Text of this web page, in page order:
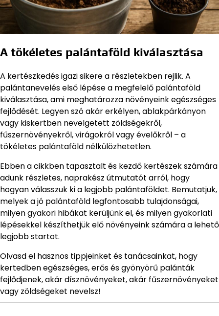
A tökéletes palántaföld kiválasztása
A kertészkedés igazi sikere a részletekben rejlik. A
palántanevelés első lépése a megfelelő palántaföld
kiválasztása, ami meghatározza növényeink egészséges
fejlődését. Legyen szó akár erkélyen, ablakpárkányon
vagy kiskertben nevelgetett zöldségekről,
fűszernövényekről, virágokról vagy évelőkről – a
tökéletes palántaföld nélkülözhetetlen.
Ebben a cikkben tapasztalt és kezdő kertészek számára
adunk részletes, naprakész útmutatót arról, hogy
hogyan válasszuk ki a legjobb palántaföldet. Bemutatjuk,
melyek a jó palántaföld legfontosabb tulajdonságai,
milyen gyakori hibákat kerüljünk el, és milyen gyakorlati
lépésekkel készíthetjük elő növényeink számára a lehető
legjobb startot.
Olvasd el hasznos tippjeinket és tanácsainkat, hogy
kertedben egészséges, erős és gyönyörű palánták
fejlődjenek, akár dísznövényeket, akár fűszernövényeket
vagy zöldségeket nevelsz!